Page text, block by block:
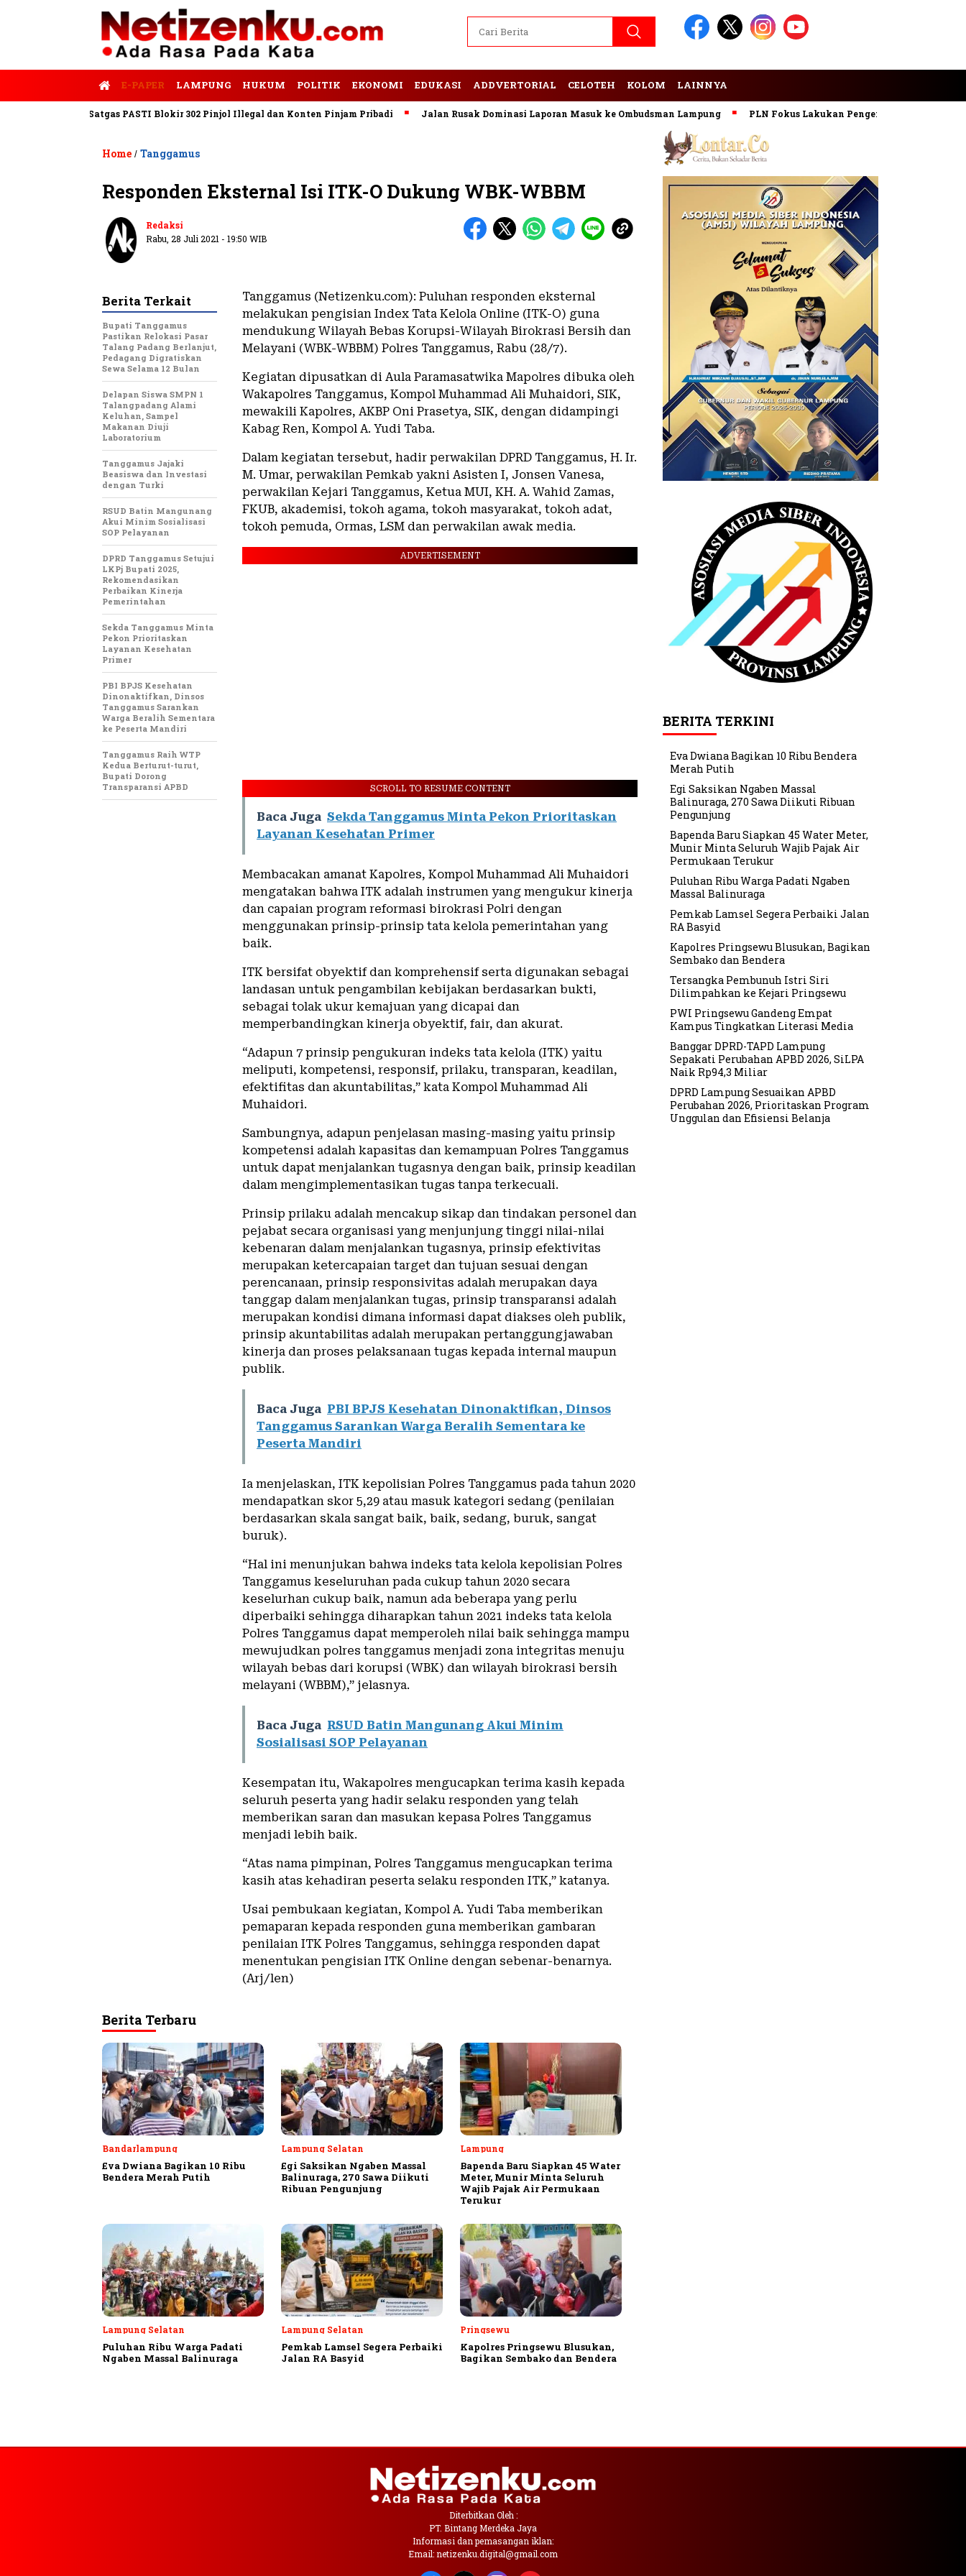
E-PAPER LAMPUNG HUKUM POLITIK EKONOMI EDUKASI ADDVERTORIAL CELOTEH KOLOM LAINNYA
Satgas PASTI Blokir 302 Pinjol Illegal dan Konten Pinjam Pribadi Jalan Rusak Dominasi Laporan Masuk ke Ombudsman Lampung PLN Fokus Lakukan Pengembangan Pembangkit EBT
Home / Tanggamus
Responden Eksternal Isi ITK-O Dukung WBK-WBBM
Redaksi
Rabu, 28 Juli 2021 - 19:50 WIB
Tanggamus (Netizenku.com): Puluhan responden eksternal
melakukan pengisian Index Tata Kelola Online (ITK-O) guna
mendukung Wilayah Bebas Korupsi-Wilayah Birokrasi Bersih dan
Melayani (WBK-WBBM) Polres Tanggamus, Rabu (28/7).
Kegiatan dipusatkan di Aula Paramasatwika Mapolres dibuka oleh
Wakapolres Tanggamus, Kompol Muhammad Ali Muhaidori, SIK,
mewakili Kapolres, AKBP Oni Prasetya, SIK, dengan didampingi
Kabag Ren, Kompol A. Yudi Taba.
Dalam kegiatan tersebut, hadir perwakilan DPRD Tanggamus, H. Ir.
M. Umar, perwakilan Pemkab yakni Asisten I, Jonsen Vanesa,
perwakilan Kejari Tanggamus, Ketua MUI, KH. A. Wahid Zamas,
FKUB, akademisi, tokoh agama, tokoh masyarakat, tokoh adat,
tokoh pemuda, Ormas, LSM dan perwakilan awak media.
ADVERTISEMENT
SCROLL TO RESUME CONTENT
Baca Juga Sekda Tanggamus Minta Pekon Prioritaskan
Layanan Kesehatan Primer
Membacakan amanat Kapolres, Kompol Muhammad Ali Muhaidori
mengatakan bahwa ITK adalah instrumen yang mengukur kinerja
dan capaian program reformasi birokrasi Polri dengan
menggunakan prinsip-prinsip tata kelola pemerintahan yang
baik.
ITK bersifat obyektif dan komprehensif serta digunakan sebagai
landasan untuk pengambilan kebijakan berdasarkan bukti,
sebagai tolak ukur kemajuan yang dicapai dan
memperbandingkan kinerja obyektif, fair, dan akurat.
“Adapun 7 prinsip pengukuran indeks tata kelola (ITK) yaitu
meliputi, kompetensi, responsif, prilaku, transparan, keadilan,
efektifitas dan akuntabilitas,” kata Kompol Muhammad Ali
Muhaidori.
Sambungnya, adapun penjelasan masing-masing yaitu prinsip
kompetensi adalah kapasitas dan kemampuan Polres Tanggamus
untuk dapat menjalankan tugasnya dengan baik, prinsip keadilan
dalam mengimplementasikan tugas tanpa terkecuali.
Prinsip prilaku adalah mencakup sikap dan tindakan personel dan
pejabat secara organisasi yang menjunjung tinggi nilai-nilai
kebenaran dalam menjalankan tugasnya, prinsip efektivitas
merupakan ketercapaian target dan tujuan sesuai dengan
perencanaan, prinsip responsivitas adalah merupakan daya
tanggap dalam menjalankan tugas, prinsip transparansi adalah
merupakan kondisi dimana informasi dapat diakses oleh publik,
prinsip akuntabilitas adalah merupakan pertanggungjawaban
kinerja dan proses pelaksanaan tugas kepada internal maupun
publik.
Baca Juga PBI BPJS Kesehatan Dinonaktifkan, Dinsos
Tanggamus Sarankan Warga Beralih Sementara ke
Peserta Mandiri
Ia menjelaskan, ITK kepolisian Polres Tanggamus pada tahun 2020
mendapatkan skor 5,29 atau masuk kategori sedang (penilaian
berdasarkan skala sangat baik, baik, sedang, buruk, sangat
buruk).
“Hal ini menunjukan bahwa indeks tata kelola kepolisian Polres
Tanggamus keseluruhan pada cukup tahun 2020 secara
keselurhan cukup baik, namun ada beberapa yang perlu
diperbaiki sehingga diharapkan tahun 2021 indeks tata kelola
Polres Tanggamus dapat memperoleh nilai baik sehingga mampu
mewujudkan polres tanggamus menjadi zona integritas menuju
wilayah bebas dari korupsi (WBK) dan wilayah birokrasi bersih
melayani (WBBM),” jelasnya.
Baca Juga RSUD Batin Mangunang Akui Minim
Sosialisasi SOP Pelayanan
Kesempatan itu, Wakapolres mengucapkan terima kasih kepada
seluruh peserta yang hadir selaku responden yang telah
memberikan saran dan masukan kepasa Polres Tanggamus
menjadi lebih baik.
“Atas nama pimpinan, Polres Tanggamus mengucapkan terima
kasih atas kehadiran peserta selaku responden ITK,” katanya.
Usai pembukaan kegiatan, Kompol A. Yudi Taba memberikan
pemaparan kepada responden guna memberikan gambaran
penilaian ITK Polres Tanggamus, sehingga responden dapat
menentukan pengisian ITK Online dengan sebenar-benarnya.
(Arj/len)
Berita Terkait
Bupati Tanggamus
Pastikan Relokasi Pasar
Talang Padang Berlanjut,
Pedagang Digratiskan
Sewa Selama 12 Bulan
Delapan Siswa SMPN 1
Talangpadang Alami
Keluhan, Sampel
Makanan Diuji
Laboratorium
Tanggamus Jajaki
Beasiswa dan Investasi
dengan Turki
RSUD Batin Mangunang
Akui Minim Sosialisasi
SOP Pelayanan
DPRD Tanggamus Setujui
LKPj Bupati 2025,
Rekomendasikan
Perbaikan Kinerja
Pemerintahan
Sekda Tanggamus Minta
Pekon Prioritaskan
Layanan Kesehatan
Primer
PBI BPJS Kesehatan
Dinonaktifkan, Dinsos
Tanggamus Sarankan
Warga Beralih Sementara
ke Peserta Mandiri
Tanggamus Raih WTP
Kedua Berturut-turut,
Bupati Dorong
Transparansi APBD
Berita Terbaru
Bandarlampung
Eva Dwiana Bagikan 10 Ribu
Bendera Merah Putih
Lampung Selatan
Egi Saksikan Ngaben Massal
Balinuraga, 270 Sawa Diikuti
Ribuan Pengunjung
Lampung
Bapenda Baru Siapkan 45 Water
Meter, Munir Minta Seluruh
Wajib Pajak Air Permukaan
Terukur
Lampung Selatan
Puluhan Ribu Warga Padati
Ngaben Massal Balinuraga
Lampung Selatan
Pemkab Lamsel Segera Perbaiki
Jalan RA Basyid
Pringsewu
Kapolres Pringsewu Blusukan,
Bagikan Sembako dan Bendera
BERITA TERKINI
Eva Dwiana Bagikan 10 Ribu Bendera
Merah Putih
Egi Saksikan Ngaben Massal
Balinuraga, 270 Sawa Diikuti Ribuan
Pengunjung
Bapenda Baru Siapkan 45 Water Meter,
Munir Minta Seluruh Wajib Pajak Air
Permukaan Terukur
Puluhan Ribu Warga Padati Ngaben
Massal Balinuraga
Pemkab Lamsel Segera Perbaiki Jalan
RA Basyid
Kapolres Pringsewu Blusukan, Bagikan
Sembako dan Bendera
Tersangka Pembunuh Istri Siri
Dilimpahkan ke Kejari Pringsewu
PWI Pringsewu Gandeng Empat
Kampus Tingkatkan Literasi Media
Banggar DPRD-TAPD Lampung
Sepakati Perubahan APBD 2026, SiLPA
Naik Rp94,3 Miliar
DPRD Lampung Sesuaikan APBD
Perubahan 2026, Prioritaskan Program
Unggulan dan Efisiensi Belanja
Diterbitkan Oleh :
PT. Bintang Merdeka Jaya
Informasi dan pemasangan iklan:
Email: netizenku.digital@gmail.com